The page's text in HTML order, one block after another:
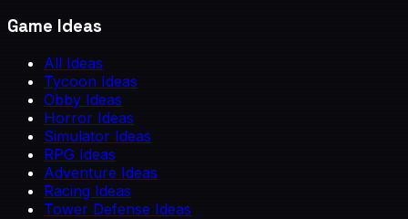
Game Ideas
All Ideas
Tycoon Ideas
Obby Ideas
Horror Ideas
Simulator Ideas
RPG Ideas
Adventure Ideas
Racing Ideas
Tower Defense Ideas